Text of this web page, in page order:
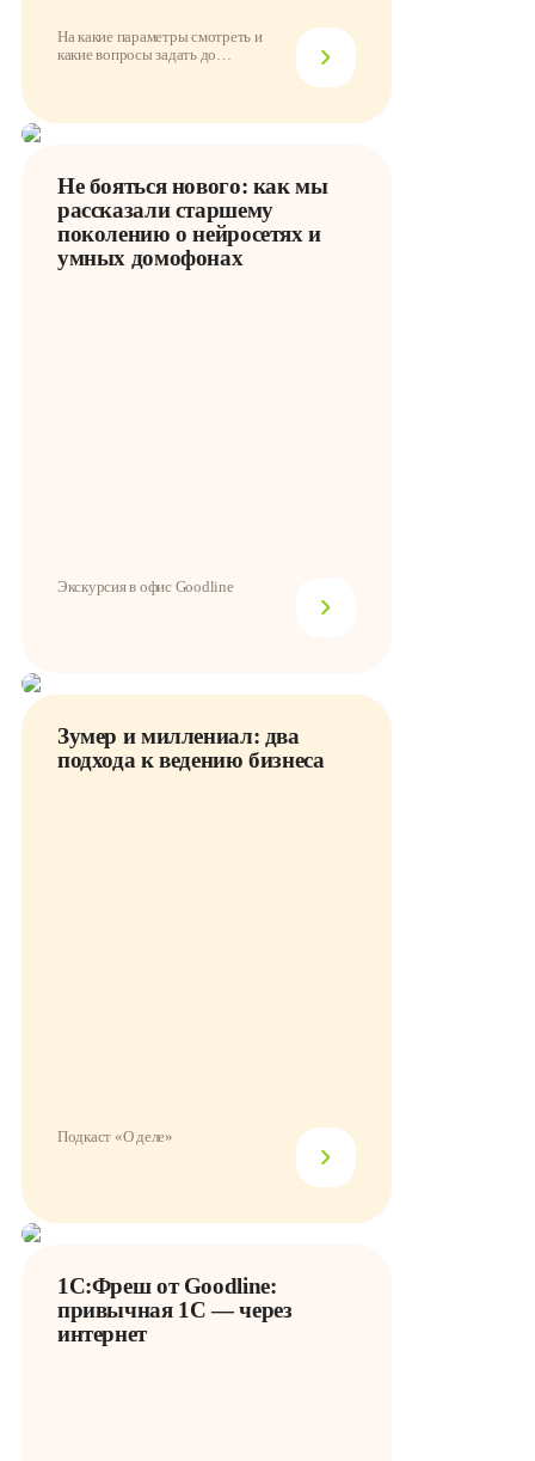
На какие параметры смотреть и
какие вопросы задать до
Не бояться нового: как мы
рассказали старшему
поколению о нейросетях и
умных домофонах
Экскурсия в офис Goodline
Зумер и миллениал: два
подхода к ведению бизнеса
Подкаст «О деле»
1С:Фреш от Goodline:
привычная 1С — через
интернет